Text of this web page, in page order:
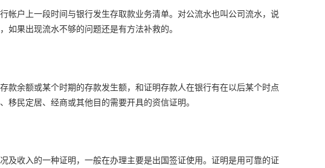
户上一段时间与银行发生存取款业务清单。对公流水也叫公司流水，说
果出现流水不够的问题还是有方法补救的。
余额或某个时期的存款发生额，和证明存款人在银行有在以后某个时点
民定居、经商或其他目的需要开具的资信证明。
收入的一种证明，一般在办理主要是出国签证使用。证明是用可靠的证